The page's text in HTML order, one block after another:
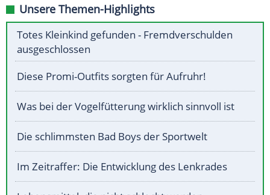
Unsere Themen-Highlights
Totes Kleinkind gefunden - Fremdverschulden
ausgeschlossen
Diese Promi-Outfits sorgten für Aufruhr!
Was bei der Vogelfütterung wirklich sinnvoll ist
Die schlimmsten Bad Boys der Sportwelt
Im Zeitraffer: Die Entwicklung des Lenkrades